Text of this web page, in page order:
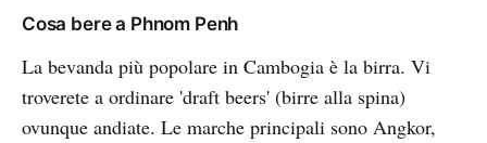
Cosa bere a Phnom Penh
La bevanda più popolare in Cambogia è la birra. Vi
troverete a ordinare 'draft beers' (birre alla spina)
ovunque andiate. Le marche principali sono Angkor,